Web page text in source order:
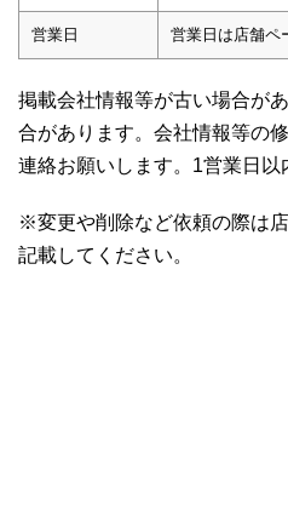
営業日 営業日は店舗ペ
掲載会社情報等が古い場合が
合があります。会社情報等の
連絡お願いします。1営業日以
※変更や削除など依頼の際は
記載してください。